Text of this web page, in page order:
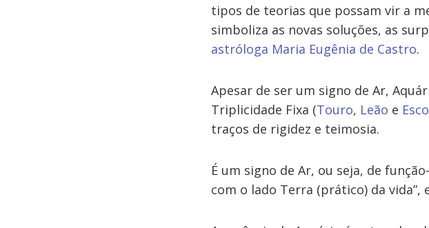
tipos de teorias que possam vir a
simboliza as novas soluções, as
astróloga Maria Eugênia de Castro.
Apesar de ser um signo de Ar,
Triplicidade Fixa (Touro, Leão e
traços de rigidez e teimosia.
É um signo de Ar, ou seja, de
com o lado Terra (prático) da vida”,